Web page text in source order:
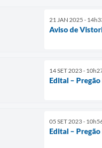
21 JAN 2025 -
Aviso de
14 SET 2023 -
Edital –
05 SET 2023 -
Edital –